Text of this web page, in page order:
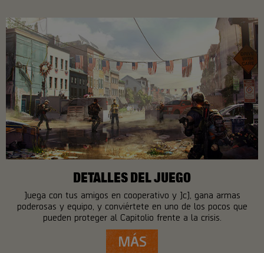
DETALLES DEL JUEGO
Juega con tus amigos en cooperativo y JcJ, gana armas
poderosas y equipo, y conviértete en uno de los pocos que
pueden proteger al Capitolio frente a la crisis.
MÁS